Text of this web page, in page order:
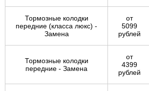
Тормозные колодки
передние (класса люкс) -
Замена
от
5099
рублей
Тормозные колодки
передние - Замена
от
4399
рублей